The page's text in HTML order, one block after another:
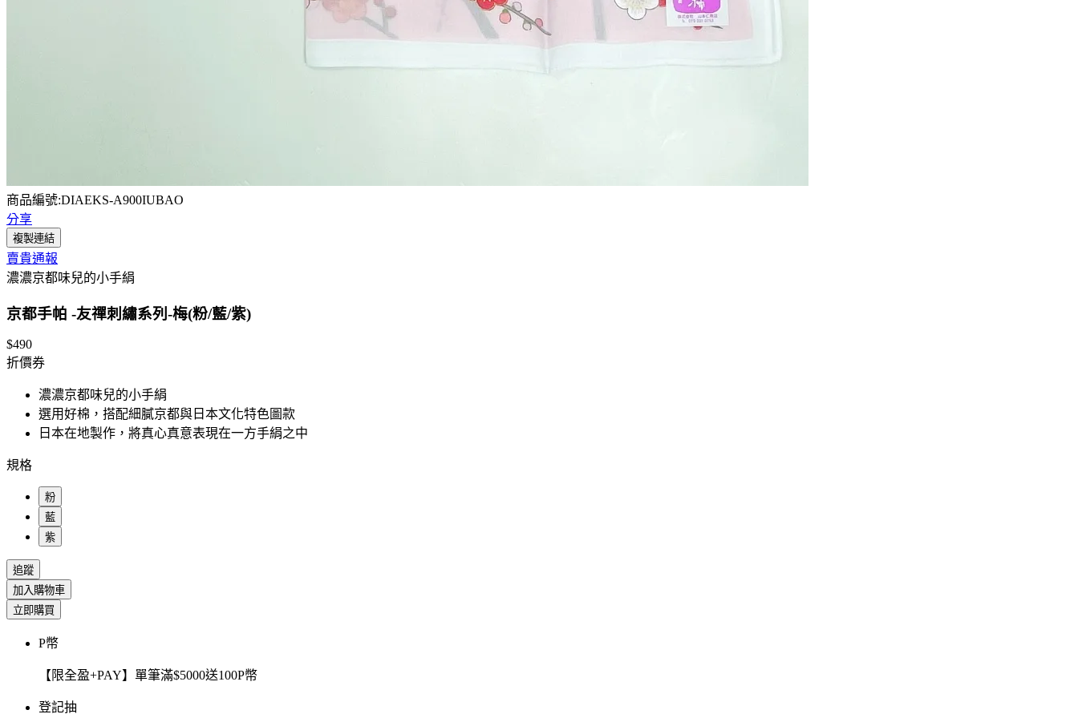
商品編號:DIAEKS-A900IUBAO
分享
複製連結
賣貴通報
濃濃京都味兒的小手絹
京都手帕 -友禪刺繡系列-梅(粉/藍/紫)
$490
折價券
濃濃京都味兒的小手絹
選用好棉，搭配細膩京都與日本文化特色圖款
日本在地製作，將真心真意表現在一方手絹之中
規格
粉
藍
紫
追蹤
加入購物車
立即購買
P幣
【限全盈+PAY】單筆滿$5000送100P幣
登記抽